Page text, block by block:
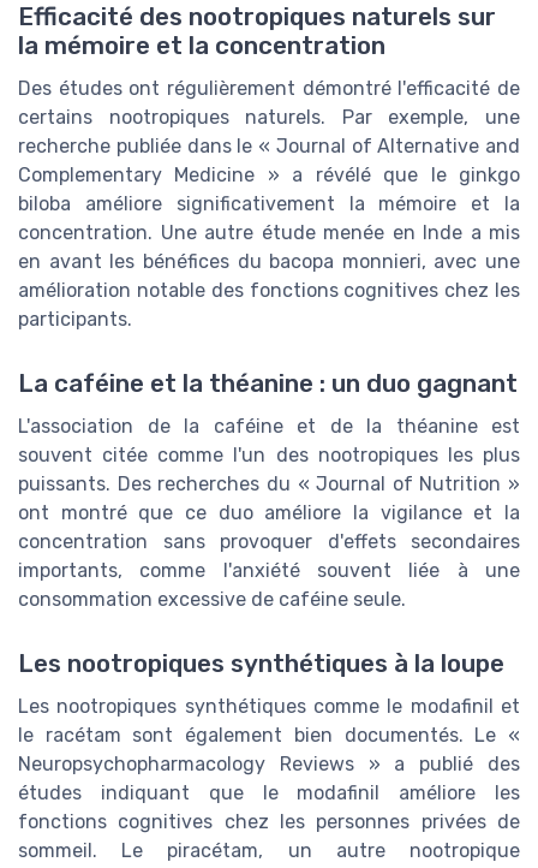
Efficacité des nootropiques naturels sur
la mémoire et la concentration
Des études ont régulièrement démontré l'efficacité de
certains nootropiques naturels. Par exemple, une
recherche publiée dans le « Journal of Alternative and
Complementary Medicine » a révélé que le ginkgo
biloba améliore significativement la mémoire et la
concentration. Une autre étude menée en Inde a mis
en avant les bénéfices du bacopa monnieri, avec une
amélioration notable des fonctions cognitives chez les
participants.
La caféine et la théanine : un duo gagnant
L'association de la caféine et de la théanine est
souvent citée comme l'un des nootropiques les plus
puissants. Des recherches du « Journal of Nutrition »
ont montré que ce duo améliore la vigilance et la
concentration sans provoquer d'effets secondaires
importants, comme l'anxiété souvent liée à une
consommation excessive de caféine seule.
Les nootropiques synthétiques à la loupe
Les nootropiques synthétiques comme le modafinil et
le racétam sont également bien documentés. Le «
Neuropsychopharmacology Reviews » a publié des
études indiquant que le modafinil améliore les
fonctions cognitives chez les personnes privées de
sommeil. Le piracétam, un autre nootropique